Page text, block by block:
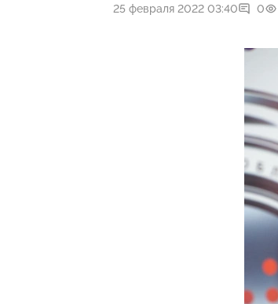
25 февраля 2022 03:40 0